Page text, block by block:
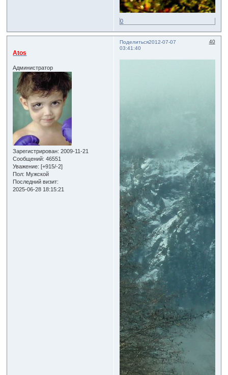
0
Поделиться 40
2012-07-07
03:41:40
Atos
Администратор
Зарегистрирован: 2009-11-21
Сообщений: 46551
Уважение: [+915/-2]
Пол: Мужской
Последний визит:
2025-06-28 18:15:21